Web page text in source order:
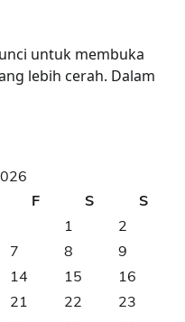
untuk membuka
lebih cerah. Dalam
F S
S
1
2
7 8
9
14 15
16
21 22
23